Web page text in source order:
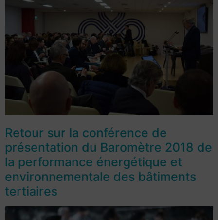
Retour sur la conférence de
présentation du Baromètre 2018 de
la performance énergétique et
environnementale des bâtiments
tertiaires